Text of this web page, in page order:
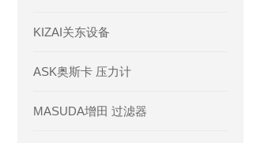
KIZAI关东设备
ASK奥斯卡 压力计
MASUDA增田 过滤器